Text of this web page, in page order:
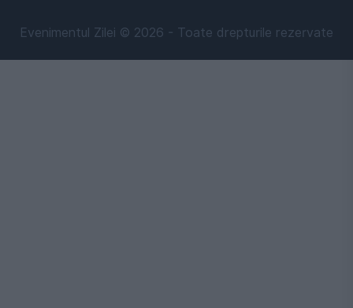
Evenimentul Zilei © 2026 - Toate drepturile rezervate